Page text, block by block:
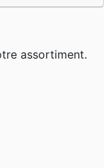
assortiment.